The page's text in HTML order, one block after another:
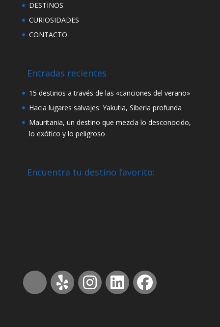
DESTINOS
CURIOSIDADES
CONTACTO
Entradas recientes
15 destinos a través de las «canciones del verano»
Hacia lugares salvajes: Yakutia, Siberia profunda
Mauritania, un destino que mezcla lo desconocido,
lo exótico y lo peligroso
Encuentra tu destino favorito: